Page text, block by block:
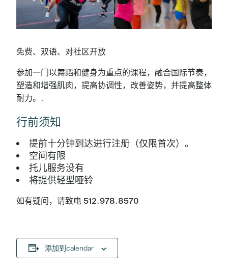
免费、双语、对社区开放
参加一门以舞蹈和健身为重点的课程，融合国际节奏，
塑造和增强肌肉，提高协调性，改善姿势，并提高整体
耐力。.
行前须知
提前十分钟到达进行注册（仅限首次）。
空间有限
托儿服务没有
将提供轻型哑铃
如有疑问，请致电 512.978.8570
添加到calendar